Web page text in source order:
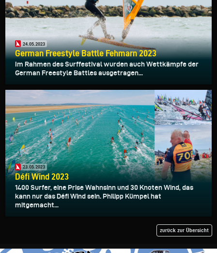
24.05.2023
German Freestyle Battle Fehmarn 2023
Im Rahmen des Surffestival wurden auch Wettkämpfe der
German Freestyle Battles ausgetragen...
23.05.2023
Défi Wind 2023
1400 Surfer, eine Prise Wahnsinn und 30 Knoten Wind, das
kann nur das Défi Wind sein. Philipp Kümpel hat
mitgemacht...
zurück zur Übersicht